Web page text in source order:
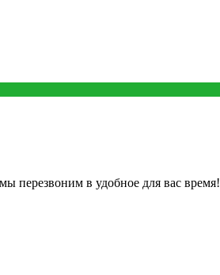
перезвоним в удобное для вас время!